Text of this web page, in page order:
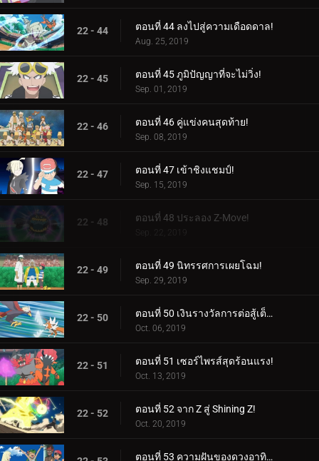
22 - 44 ตอนที่ 44 ลงไปสู่ความเดือดดาล!
Aug. 25, 2019
22 - 45 ตอนที่ 45 ภูมิปัญญาที่จะไม่วิ่ง!
Sep. 01, 2019
22 - 46 ตอนที่ 46 คู่แข่งคนสุดท้าย!
Sep. 08, 2019
22 - 47 ตอนที่ 47 เข้าชิงแชมป์!
Sep. 15, 2019
22 - 48 ตอนที่ 48 ประลอง Z-Move!
Sep. 22, 2019
22 - 49 ตอนที่ 49 นิทรรศการเผยโฉม!
Sep. 29, 2019
22 - 50 ตอนที่ 50 เงินรางวัลการต่อสู้เต็มรูปแบบ!
Oct. 06, 2019
22 - 51 ตอนที่ 51 เซอร์ไพรส์สุดร้อนแรง!
Oct. 13, 2019
22 - 52 ตอนที่ 52 จาก Z สู่ Shining Z!
Oct. 20, 2019
ตอนที่ 53 ความฝันของดวงอาทิตย์และดวงจันทร์!